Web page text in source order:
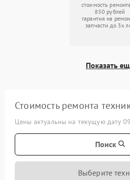
стоимость
850 рублей
гарантия на
запчасти до 3х
Показать
Стоимость ремонта
Цены актуальны на текущую дату
Поиск
Выберите